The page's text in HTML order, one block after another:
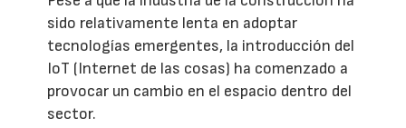
sido relativamente lenta en adoptar
tecnologías emergentes, la introducción del
IoT (Internet de las cosas) ha comenzado a
provocar un cambio en el espacio dentro del
sector.